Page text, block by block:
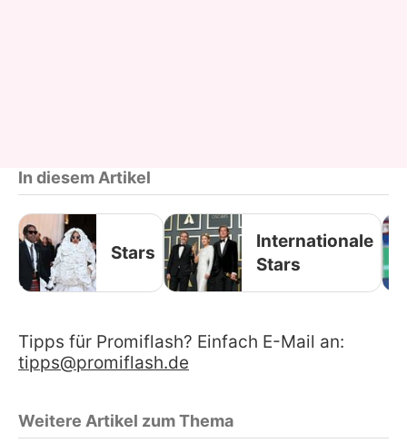
In diesem Artikel
Stars
Internationale
Stars
Tipps für Promiflash? Einfach E-Mail an:
tipps@promiflash.de
Weitere Artikel zum Thema